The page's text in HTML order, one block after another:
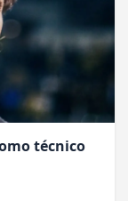
técnico